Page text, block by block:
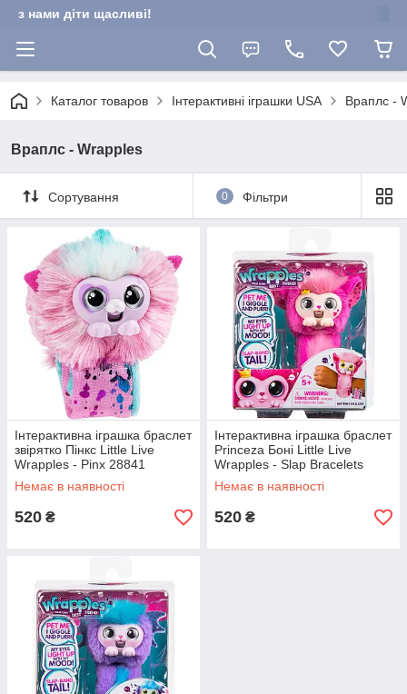
з нами діти щасливі!
Каталог товаров Інтерактивні іграшки USA Враплс -
Враплс - Wrapples
Сортування 0 Фільтри
Інтерактивна іграшка браслет
звірятко Пінкс Little Live
Wrapples - Pinx 28841
(Moose)
Немає в наявності
520 ₴
Інтерактивна іграшка браслет
Princeza Боні Little Live
Wrapples - Slap Bracelets
28831 (Moose)
Немає в наявності
520 ₴